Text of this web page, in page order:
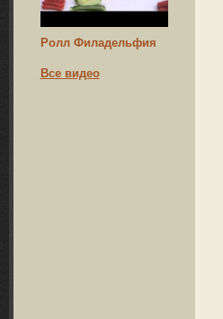
Ролл Филадельфия
Все видео